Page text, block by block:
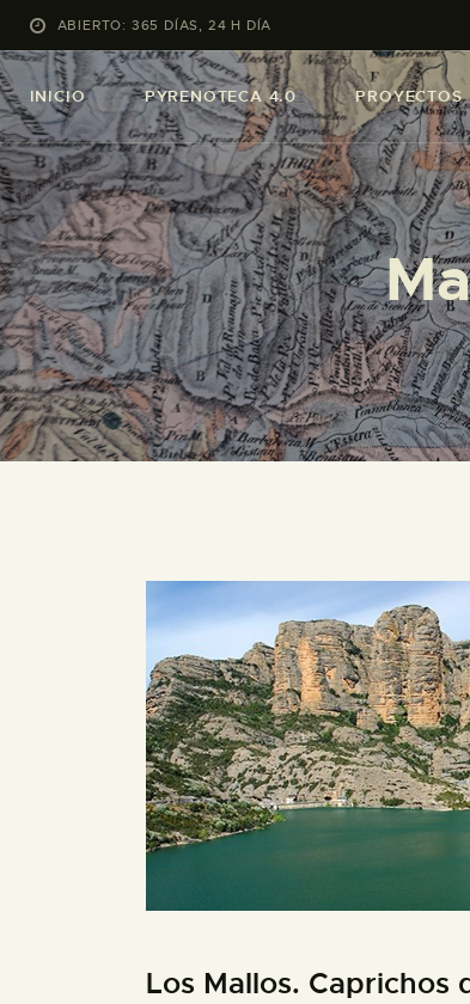
ABIERTO: 365 DÍAS, 24 H DÍA
INICIO PYRENOTECA 4.0 PROYECTOS
Los Mallos. Caprichos